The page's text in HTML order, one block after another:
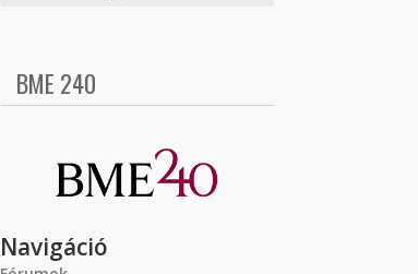
BME 240
Navigáció